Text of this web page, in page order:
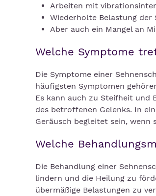
Arbeiten mit
Wiederholte Belastung
Aber auch ein Mangel an
Welche Symptome
Die Symptome einer
häufigsten Symptomen
Es kann auch zu Steifheit und
des betroffenen Gelenks. In
Geräusch begleitet sein, wenn
Welche
Die Behandlung einer
lindern und die Heilung zu
übermäßige Belastungen zu